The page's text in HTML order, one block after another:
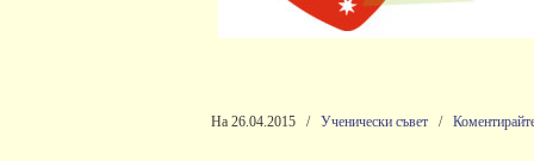
На 26.04.2015 / Ученически съвет /